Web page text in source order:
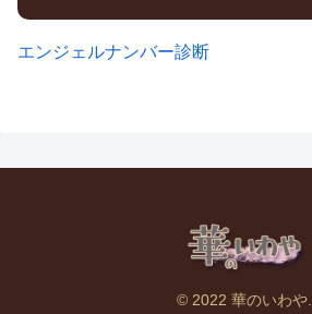
エンジェルナンバー診断
© 2022 華のいわや.